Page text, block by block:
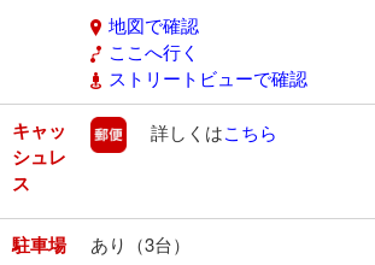
地図で確認
ここへ行く
ストリートビューで確認
キャッ
シュレ
ス
郵便
詳しくはこちら
駐車場 あり（3台）